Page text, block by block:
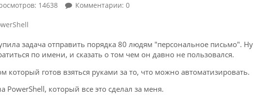
14638
Комментарии: 0
задача отправить порядка 80 людям "персональное письмо". Ну
по имени, и сказать о том чем он давно не пользовался.
который готов взяться руками за то, что можно автоматизировать.
PowerShell, который все это сделал за меня.